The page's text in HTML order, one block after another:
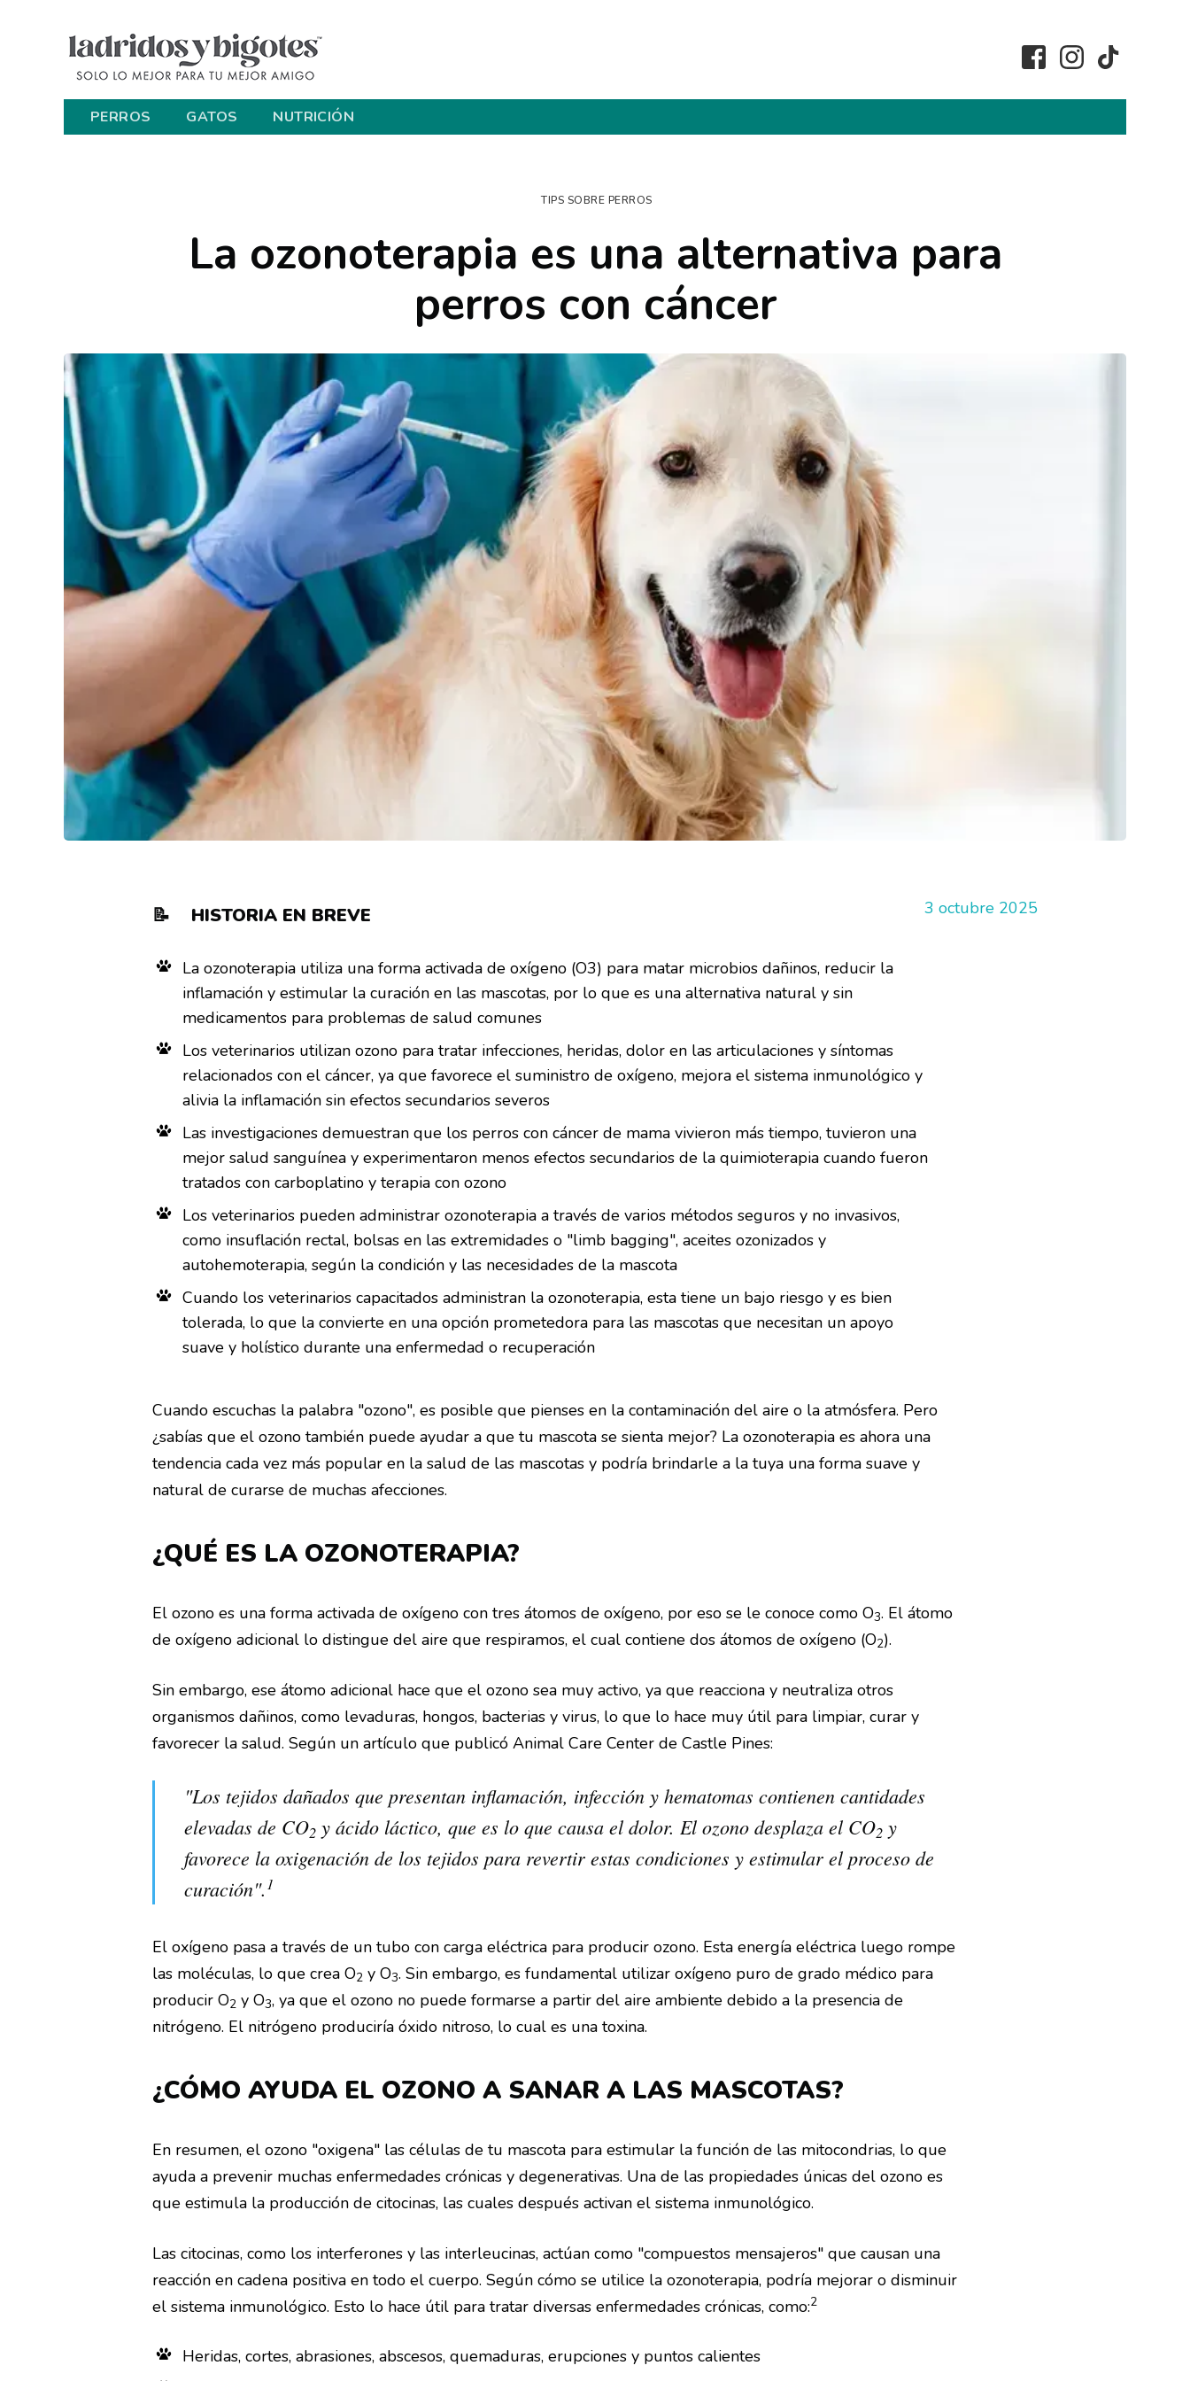
PERROS GATOS NUTRICIÓN
TIPS SOBRE PERROS
La ozonoterapia es una alternativa para
perros con cáncer
3 octubre 2025
📝 HISTORIA EN BREVE
La ozonoterapia utiliza una forma activada de oxígeno (O3) para matar microbios dañinos, reducir la
inflamación y estimular la curación en las mascotas, por lo que es una alternativa natural y sin
medicamentos para problemas de salud comunes
Los veterinarios utilizan ozono para tratar infecciones, heridas, dolor en las articulaciones y síntomas
relacionados con el cáncer, ya que favorece el suministro de oxígeno, mejora el sistema inmunológico y
alivia la inflamación sin efectos secundarios severos
Las investigaciones demuestran que los perros con cáncer de mama vivieron más tiempo, tuvieron una
mejor salud sanguínea y experimentaron menos efectos secundarios de la quimioterapia cuando fueron
tratados con carboplatino y terapia con ozono
Los veterinarios pueden administrar ozonoterapia a través de varios métodos seguros y no invasivos,
como insuflación rectal, bolsas en las extremidades o "limb bagging", aceites ozonizados y
autohemoterapia, según la condición y las necesidades de la mascota
Cuando los veterinarios capacitados administran la ozonoterapia, esta tiene un bajo riesgo y es bien
tolerada, lo que la convierte en una opción prometedora para las mascotas que necesitan un apoyo
suave y holístico durante una enfermedad o recuperación
Cuando escuchas la palabra "ozono", es posible que pienses en la contaminación del aire o la atmósfera. Pero
¿sabías que el ozono también puede ayudar a que tu mascota se sienta mejor? La ozonoterapia es ahora una
tendencia cada vez más popular en la salud de las mascotas y podría brindarle a la tuya una forma suave y
natural de curarse de muchas afecciones.
¿QUÉ ES LA OZONOTERAPIA?
El ozono es una forma activada de oxígeno con tres átomos de oxígeno, por eso se le conoce como O3. El átomo
de oxígeno adicional lo distingue del aire que respiramos, el cual contiene dos átomos de oxígeno (O2).
Sin embargo, ese átomo adicional hace que el ozono sea muy activo, ya que reacciona y neutraliza otros
organismos dañinos, como levaduras, hongos, bacterias y virus, lo que lo hace muy útil para limpiar, curar y
favorecer la salud. Según un artículo que publicó Animal Care Center de Castle Pines:
"Los tejidos dañados que presentan inflamación, infección y hematomas contienen cantidades
elevadas de CO2 y ácido láctico, que es lo que causa el dolor. El ozono desplaza el CO2 y
favorece la oxigenación de los tejidos para revertir estas condiciones y estimular el proceso de
curación". 1
El oxígeno pasa a través de un tubo con carga eléctrica para producir ozono. Esta energía eléctrica luego rompe
las moléculas, lo que crea O2 y O3. Sin embargo, es fundamental utilizar oxígeno puro de grado médico para
producir O2 y O3, ya que el ozono no puede formarse a partir del aire ambiente debido a la presencia de
nitrógeno. El nitrógeno produciría óxido nitroso, lo cual es una toxina.
¿CÓMO AYUDA EL OZONO A SANAR A LAS MASCOTAS?
En resumen, el ozono "oxigena" las células de tu mascota para estimular la función de las mitocondrias, lo que
ayuda a prevenir muchas enfermedades crónicas y degenerativas. Una de las propiedades únicas del ozono es
que estimula la producción de citocinas, las cuales después activan el sistema inmunológico.
Las citocinas, como los interferones y las interleucinas, actúan como "compuestos mensajeros" que causan una
reacción en cadena positiva en todo el cuerpo. Según cómo se utilice la ozonoterapia, podría mejorar o disminuir
el sistema inmunológico. Esto lo hace útil para tratar diversas enfermedades crónicas, como:2
Heridas, cortes, abrasiones, abscesos, quemaduras, erupciones y puntos calientes
×
¡Únete a la familia de Ladridos y Bigotes!
expertos para mantener a tu mejor amigo saludable.
¡Suscríbete a mi boletín!